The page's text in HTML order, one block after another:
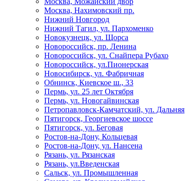
Москва, Нахимовский пр.
Нижний Новгород
Нижний Тагил, ул. Пархоменко
Новокузнецк, ул. Щорса
Новороссийск, пр. Ленина
Новороссийск, ул. Снайпера Рубахо
Новороссийск, ул.Пионерская
Новосибирск, ул. Фабричная
Обнинск, Киевское ш., 33
Пермь, ул. 25 лет Октября
Пермь, ул. Новогайвинская
Петропавловск-Камчатский, ул. Дальняя
Пятигорск, Георгиевское шоссе
Пятигорск, ул. Беговая
Ростов-на-Дону, Кольцевая
Ростов-на-Дону, ул. Нансена
Рязань, ул. Рязанская
Рязань, ул.Введенская
Сальск, ул. Промышленная